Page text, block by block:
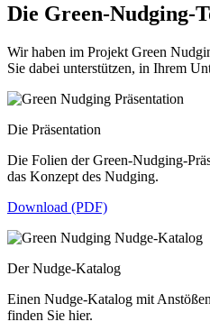
Die Green-Nudging-
Wir haben im Projekt Green
Sie dabei unterstützen, in Ihrem
Die Präsentation
Die Folien der Green-Nudging-
das Konzept des Nudging.
Download (PDF)
Der Nudge-Katalog
Einen Nudge-Katalog mit
finden Sie hier.